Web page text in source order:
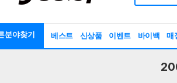
분야찾기 베스트 신상품 이벤트 바이백 매